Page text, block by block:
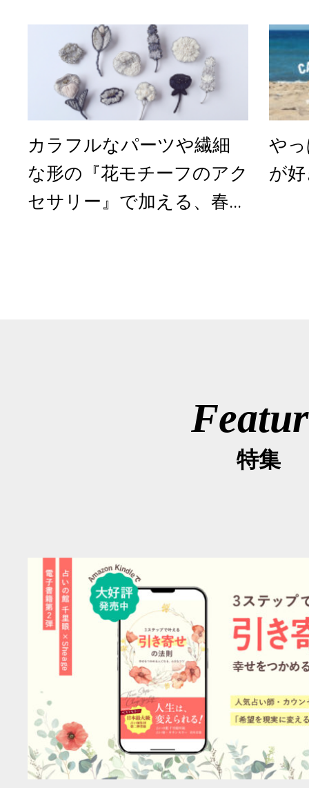
カラフルなパーツや繊細
な形の『花モチーフのアク
セサリー』で加える、春...
や
が
特集